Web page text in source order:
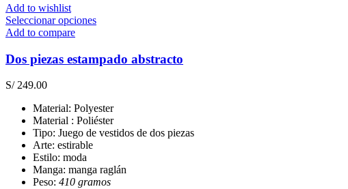
Add to wishlist
Seleccionar opcionesEste
múltiples
variantes.
se
pueden
elegir
página
de
Add to compare
Dos piezas estampado abstracto
S/249.00
Material: Polyester
Material : Poliéster
Tipo: Juego de vestidos de dos piezas
Arte: estirable
Estilo: moda
Manga: manga raglán
Peso: 410 gramos